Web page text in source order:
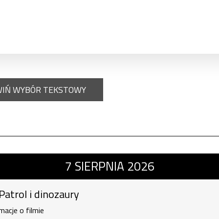
WYBÓR TEKSTOWY
dinozaury , 7 sierpnia 2026, godzina
7 SIERPNIA 2026
i dinozaury
o filmie